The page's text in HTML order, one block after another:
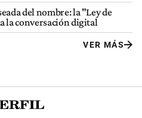
del nombre: la "Ley de
la conversación digital
VER MÁS